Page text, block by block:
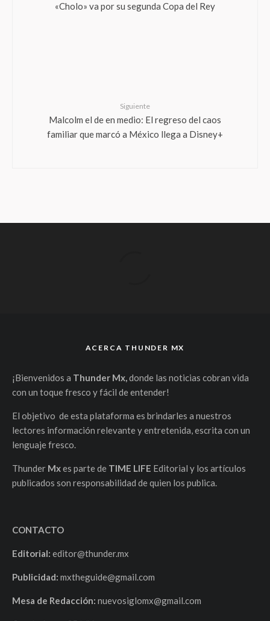
«Cholo» va por su segunda Copa del Rey
Siguiente
Malcolm el de en medio: El regreso del caos
familiar que marcó a México llega a Disney+
ACERCA THUNDER MX
¡Bienvenidos a Thunder Mx,donde las noticias cobran vida
con un toque fresco y fácil de entender!
El objetivo de esta plataforma es brindarles a nuestros
lectores información relevante y entretenida, escrita con un
lenguaje fresco.
Thunder Mxes parte de TIME LIFE Editorial y los artículos
publicados son responsabilidad de quien los publica.
CONTACTO
Editorial: editor@thunder.mx
Publicidad: mxtheguide@gmail.com
Mesa de Redacción: nuevosiglomx@gmail.com